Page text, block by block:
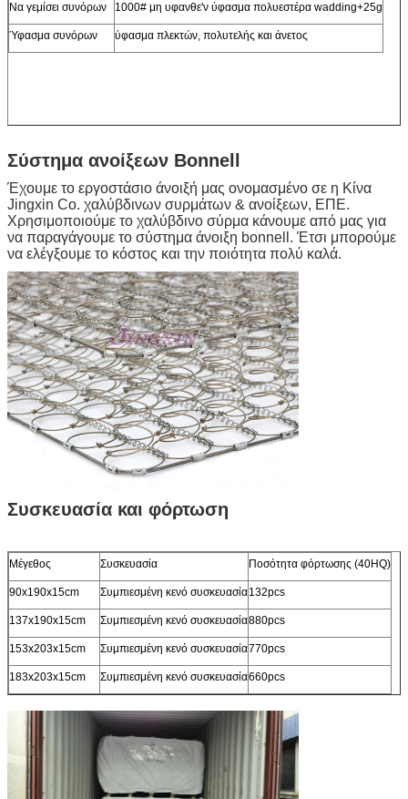
Να γεμίσει συνόρων 1000# μη υφανθε'ν ύφασμα πολυεστέρα wadding+25g
Ύφασμα συνόρων ύφασμα πλεκτών, πολυτελής και άνετος
Σύστημα ανοίξεων Bonnell
Έχουμε το εργοστάσιο άνοιξή μας ονομασμένο σε η Κίνα
Jingxin Co. χαλύβδινων συρμάτων & ανοίξεων, ΕΠΕ.
Χρησιμοποιούμε το χαλύβδινο σύρμα κάνουμε από μας για
να παραγάγουμε το σύστημα άνοιξη bonnell. Έτσι μπορούμε
να ελέγξουμε το κόστος και την ποιότητα πολύ καλά.
Συσκευασία και φόρτωση
Μέγεθος Συσκευασία Ποσότητα φόρτωσης (40HQ)
90x190x15cm Συμπιεσμένη κενό συσκευασία132pcs
137x190x15cm Συμπιεσμένη κενό συσκευασία880pcs
153x203x15cm Συμπιεσμένη κενό συσκευασία770pcs
183x203x15cm Συμπιεσμένη κενό συσκευασία660pcs